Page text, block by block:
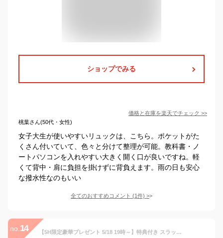
ショップでみる
価格と在庫を楽天でチェック >>
桃葉さん(50代・女性)
女子大生が使いやすいリュックは、こちら。ポケットがた
くさん付いていて、色々と分けて整理が可能。教科書・ノ
ートパソコンを入れやすい大きく開く口が良いですね。軽
くて背中・肩に負担を掛けずに背負えます。雨の日も安心
な撥水性なのもいい
全てのおすすめコメント (1件) >
no. 14 【5H限定豪華プレゼント 5/18 19時～】特典付き スラッシャー リュック 30L 男子 女子 大学生 高校生 中学生 通学 大容量 撥水 メンズ レディース ブランド スケボー スケーター A4 B4 THRASHER THR-299 cpn20o